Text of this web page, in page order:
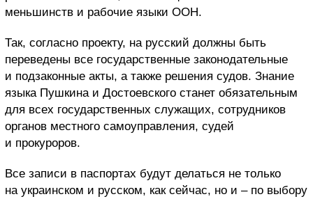
меньшинств и рабочие языки ООН.
Так, согласно проекту, на русский должны быть
переведены все государственные законодательные
и подзаконные акты, а также решения судов. Знание
языка Пушкина и Достоевского станет обязательным
для всех государственных служащих, сотрудников
органов местного самоуправления, судей
и прокуроров.
Все записи в паспортах будут делаться не только
на украинском и русском, как сейчас, но и – по выбору